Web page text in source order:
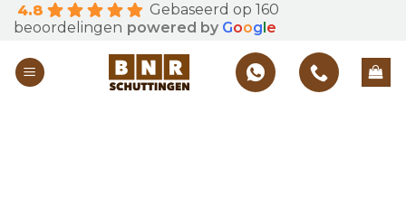
Skip
to
content
4.8
Gebaseerd op 160
beoordelingen powered by Goog e